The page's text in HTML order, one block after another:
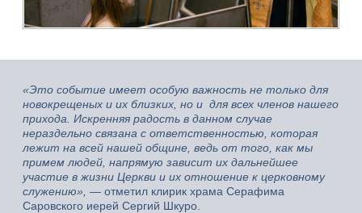
«Это событие имеет особую важность не только для
новокрещеных и их близких, но и для всех членов нашего
прихода. Искренняя радость в данном случае
нераздельно связана с ответственностью, которая
лежит на всей нашей общине, ведь от того, как мы
примем людей, напрямую зависит их дальнейшее
участие в жизни Церкви и их отношение к церковному
служению», — отметил клирик храма Серафима
Саровского иерей Сергий Шкуро.